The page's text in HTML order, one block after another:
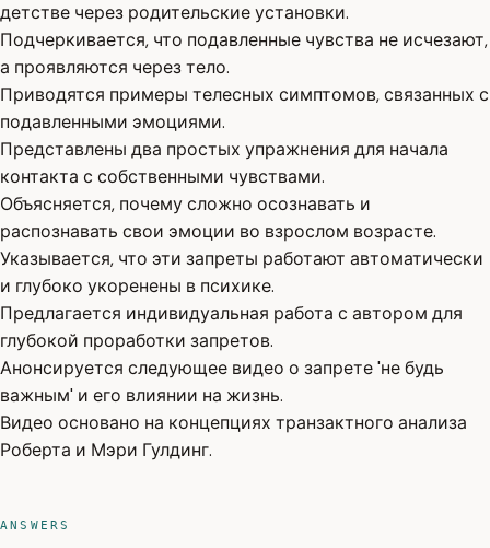
детстве через родительские установки.
Подчеркивается, что подавленные чувства не исчезают,
а проявляются через тело.
Приводятся примеры телесных симптомов, связанных с
подавленными эмоциями.
Представлены два простых упражнения для начала
контакта с собственными чувствами.
Объясняется, почему сложно осознавать и
распознавать свои эмоции во взрослом возрасте.
Указывается, что эти запреты работают автоматически
и глубоко укоренены в психике.
Предлагается индивидуальная работа с автором для
глубокой проработки запретов.
Анонсируется следующее видео о запрете 'не будь
важным' и его влиянии на жизнь.
Видео основано на концепциях транзактного анализа
Роберта и Мэри Гулдинг.
ANSWERS